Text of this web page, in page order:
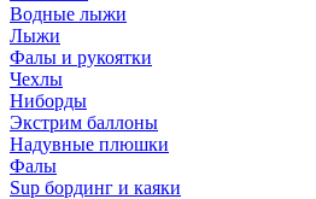
Водные лыжи
Лыжи
Фалы и рукоятки
Чехлы
Ниборды
Экстрим баллоны
Надувные плюшки
Фалы
Sup бординг и каяки